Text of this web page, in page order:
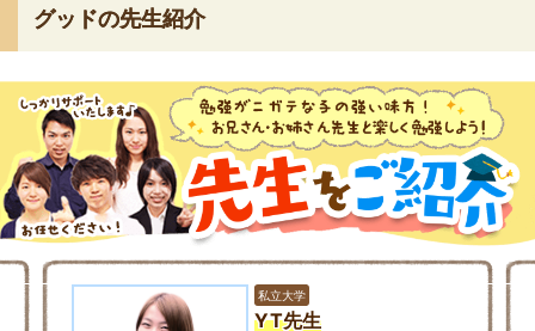
グッドの先生紹介
私立大学
YT先生